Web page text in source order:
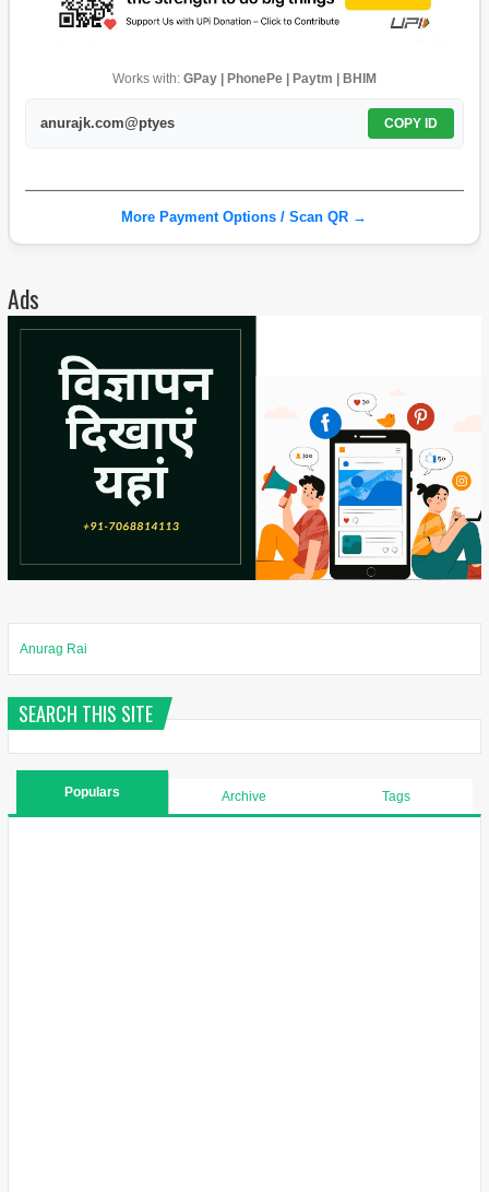
Works with: GPay | PhonePe | Paytm | BHIM
anurajk.com@ptyes COPY ID
More Payment Options / Scan QR →
Ads
Anurag Rai
SEARCH THIS SITE
Populars Archive Tags